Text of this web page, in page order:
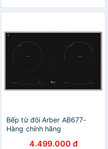
Bếp từ đôi Arber AB677-
Hàng chính hãng
4.499.000 đ